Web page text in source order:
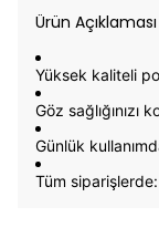
Ürün Açıklaması
Yüksek kaliteli
Göz sağlığınızı
Günlük
Tüm